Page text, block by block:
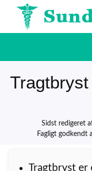
Hop
Tragtbryst
Sidst redigeret
Fagligt godkendt
Tragtbryst